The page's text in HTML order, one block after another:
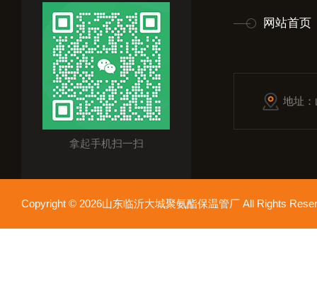
拿起手机扫一扫
网站首页
地址
Copyright © 2026山东临沂大城聚氨酯保温管厂 All Rights